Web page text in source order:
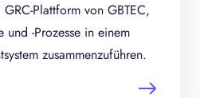
Plattform von GBTEC,
und -Prozesse in einem
zusammenzuführen.